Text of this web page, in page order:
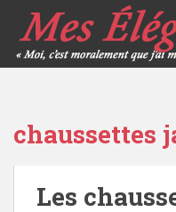
chaussettes
Les